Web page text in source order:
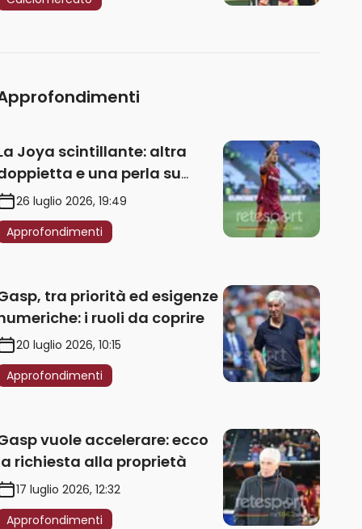
Joya scintillante: altra
e una perla su
– VIDEO
26 luglio 2026, 19:49
Approfondimenti
tra priorità ed esigenze
i ruoli da coprire
20 luglio 2026, 10:15
Approfondimenti
vuole accelerare: ecco
richiesta alla proprietà
17 luglio 2026, 12:32
Approfondimenti